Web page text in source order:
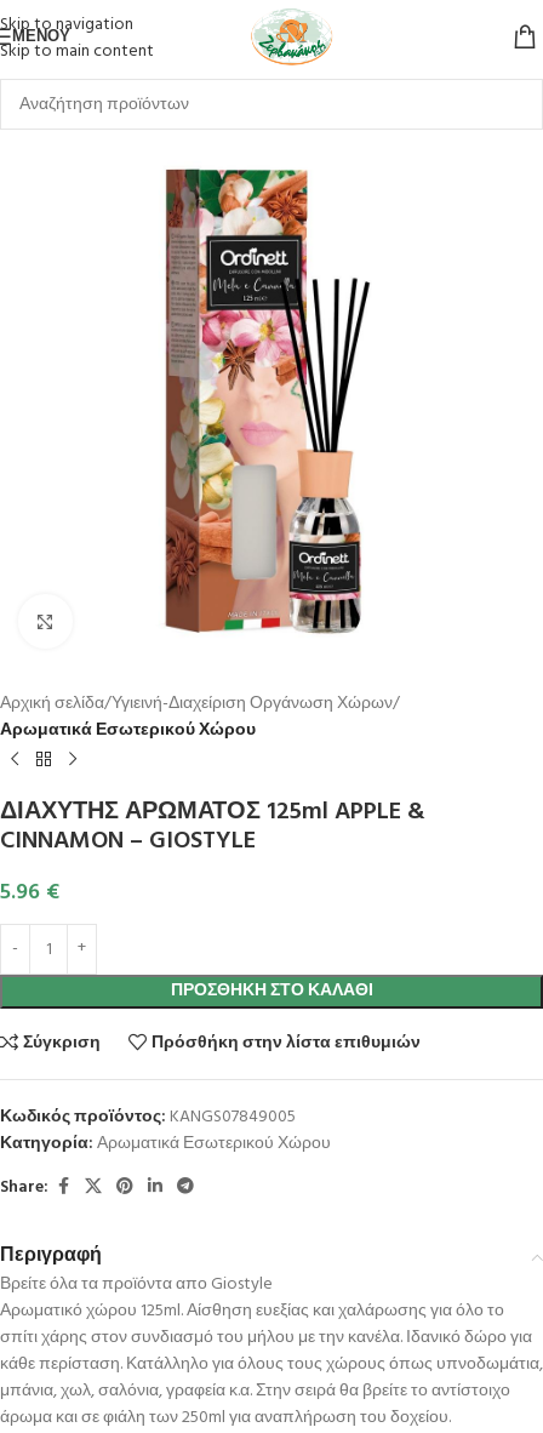
Skip to navigation
Skip to main content
ΜΕΝΟΎ
Κλικ για μεγέθυνση
Αρχική σελίδα Υγιεινή-Διαχείριση Οργάνωση Χώρων
Αρωματικά Εσωτερικού Χώρου
ΔΙΑΧΥΤΗΣ ΑΡΩΜΑΤΟΣ 125ml APPLE &
CINNAMON – GIOSTYLE
5.96 €
ΠΡΟΣΘΉΚΗ ΣΤΟ ΚΑΛΆΘΙ
Σύγκριση
Πρόσθήκη στην λίστα επιθυμιών
Κωδικός προϊόντος: KANGS07849005
Κατηγορία:Αρωματικά Εσωτερικού Χώρου
Share:
Περιγραφή
Βρείτε όλα τα προϊόντα απο Giostyle
Αρωματικό χώρου 125ml. Αίσθηση ευεξίας και χαλάρωσης για όλο το
σπίτι χάρης στον συνδιασμό του μήλου με την κανέλα. Ιδανικό δώρο για
κάθε περίσταση. Κατάλληλο για όλους τους χώρους όπως υπνοδωμάτια,
μπάνια, χωλ, σαλόνια, γραφεία κ.α. Στην σειρά θα βρείτε το αντίστοιχο
άρωμα και σε φιάλη των 250ml για αναπλήρωση του δοχείου.